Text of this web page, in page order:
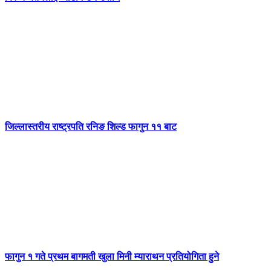
जिल्लास्तरीय राष्ट्रपति रनिङ शिल्ड फागुन ११ बाट
फागुन १ गते प्रथम बागमती खुला मिनी म्याराथन प्रतियोगिता हुने